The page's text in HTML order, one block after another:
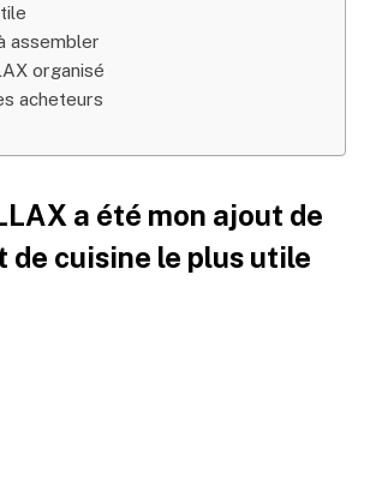
assembler
organisé
acheteurs
a été mon ajout de
de cuisine le plus utile